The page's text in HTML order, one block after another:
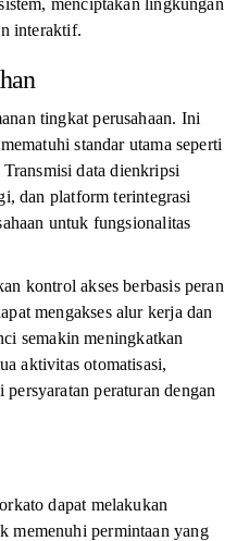
menciptakan lingkungan
interaktif.
tingkat perusahaan. Ini
standar utama seperti
data dienkripsi
dan platform terintegrasi
untuk fungsionalitas
kontrol akses berbasis peran
mengakses alur kerja dan
semakin meningkatkan
aktivitas otomatisasi,
peraturan dengan
dapat melakukan
memenuhi permintaan yang